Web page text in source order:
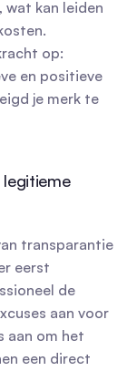
wat kan leiden
op:
en positieve
je merk te
legitieme
transparantie
eerst
de
aan voor
aan om het
een direct